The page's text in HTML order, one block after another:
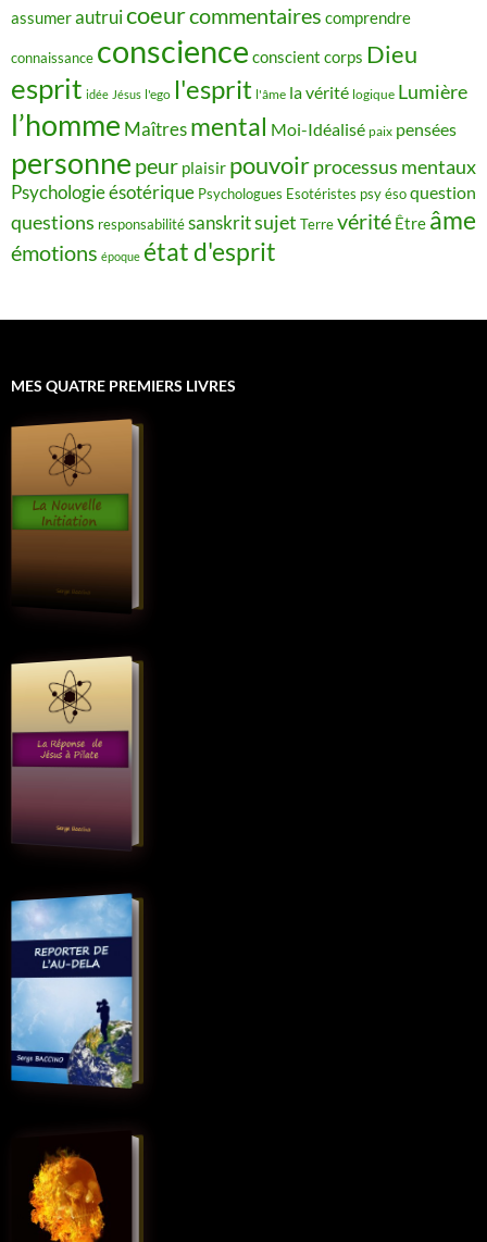
assumerautruicoeurcommentaires comprendre
connaissance conscience conscient corps Dieu
esprit idée Jésus l'ego l'esprit l'âme la vérité logique Lumière
l’homme Maîtres mental Moi-Idéalisé paix pensées
personne peur plaisir pouvoirprocessus mentaux
Psychologie ésotérique Psychologues Esotéristes psy ésoquestion
questions responsabilitésanskritsujet Terrevérité Être âme
émotions époque état d'esprit
MES QUATRE PREMIERS LIVRES